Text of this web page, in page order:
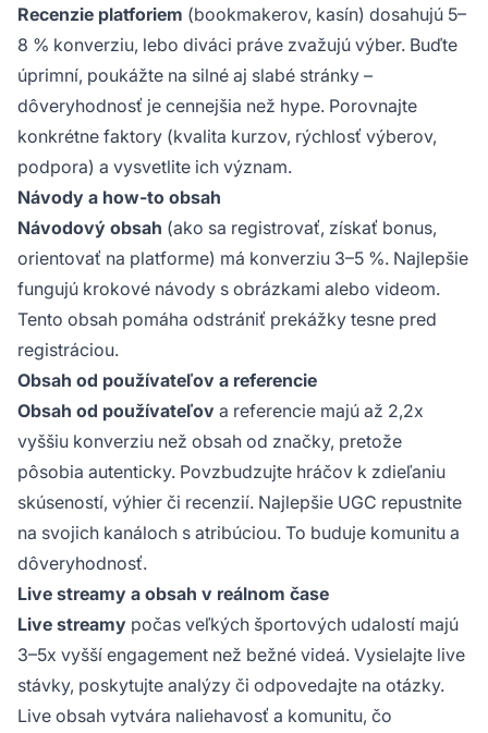
Recenzie platforiem (bookmakerov, kasín) dosahujú 5–
8 % konverziu, lebo diváci práve zvažujú výber. Buďte
úprimní, poukážte na silné aj slabé stránky –
dôveryhodnosť je cennejšia než hype. Porovnajte
konkrétne faktory (kvalita kurzov, rýchlosť výberov,
podpora) a vysvetlite ich význam.
Návody a how-to obsah
Návodový obsah (ako sa registrovať, získať bonus,
orientovať na platforme) má konverziu 3–5 %. Najlepšie
fungujú krokové návody s obrázkami alebo videom.
Tento obsah pomáha odstrániť prekážky tesne pred
registráciou.
Obsah od používateľov a referencie
Obsah od používateľov a referencie majú až 2,2x
vyššiu konverziu než obsah od značky, pretože
pôsobia autenticky. Povzbudzujte hráčov k zdieľaniu
skúseností, výhier či recenzií. Najlepšie UGC repustnite
na svojich kanáloch s atribúciou. To buduje komunitu a
dôveryhodnosť.
Live streamy a obsah v reálnom čase
Live streamy počas veľkých športových udalostí majú
3–5x vyšší engagement než bežné videá. Vysielajte live
stávky, poskytujte analýzy či odpovedajte na otázky.
Live obsah vytvára naliehavosť a komunitu, čo